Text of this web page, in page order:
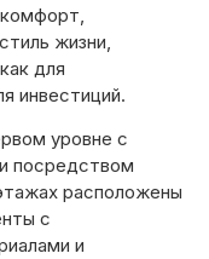
жизни,
для
инвестиций.
уровне с
посредством
расположены
с
и